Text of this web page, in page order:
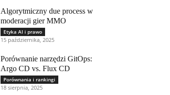
Algorytmiczny due process w
moderacji gier MMO
Etyka AI i prawo
15 października, 2025
Porównanie narzędzi GitOps:
Argo CD vs. Flux CD
Porównania i rankingi
18 sierpnia, 2025